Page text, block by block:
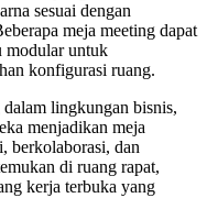
sesuai dengan
meja meeting dapat
modular untuk
konfigurasi ruang.
lingkungan bisnis,
menjadikan meja
berkolaborasi, dan
di ruang rapat,
kerja terbuka yang